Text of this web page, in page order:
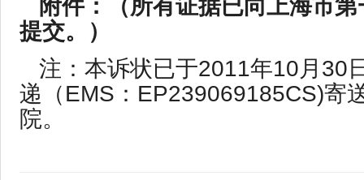
附件：（所有证据已向上海市
提交。）
注：本诉状已于2011年10月30
递（EMS：EP239069185CS)寄
院。